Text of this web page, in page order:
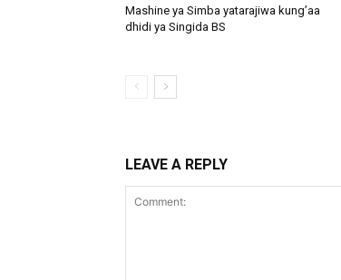
Mashine ya Simba yatarajiwa kung’aa
dhidi ya Singida BS
LEAVE A REPLY